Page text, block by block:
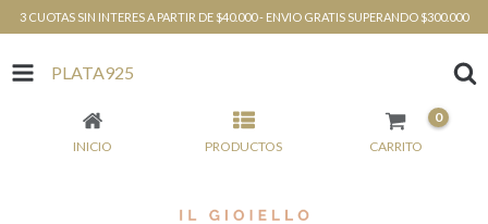
3 CUOTAS SIN INTERES A PARTIR DE $40.000 - ENVIO GRATIS SUPERANDO $300.000
PLATA925
INICIO PRODUCTOS CARRITO
0